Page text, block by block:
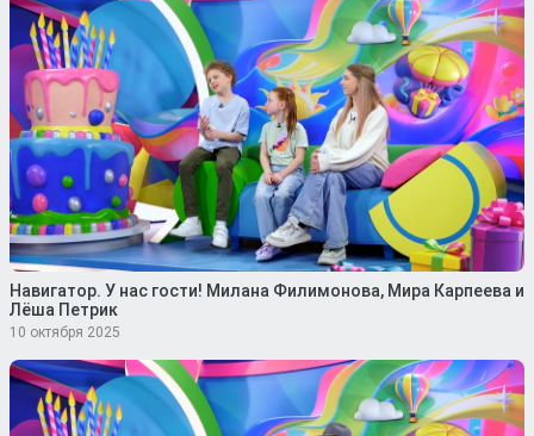
Навигатор. У нас гости! Милана Филимонова, Мира Карпеева и
Лёша Петрик
10 октября 2025